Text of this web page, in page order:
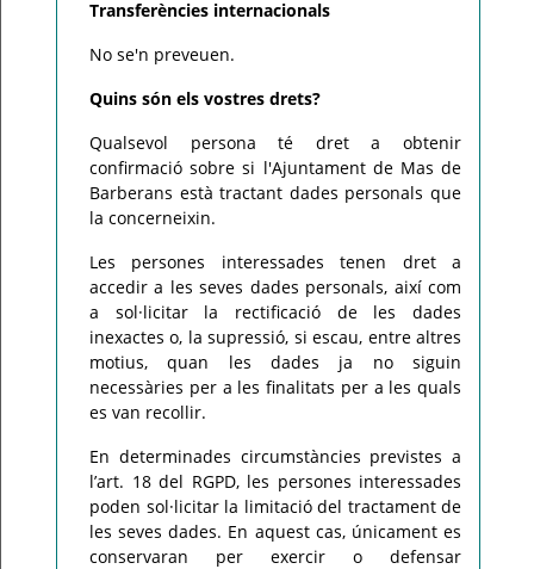
Transferències internacionals
No se'n preveuen.
Quins són els vostres drets?
Qualsevol persona té dret a obtenir
confirmació sobre si l'Ajuntament de Mas de
Barberans està tractant dades personals que
la concerneixin.
Les persones interessades tenen dret a
accedir a les seves dades personals, així com
a sol·licitar la rectificació de les dades
inexactes o, la supressió, si escau, entre altres
motius, quan les dades ja no siguin
necessàries per a les finalitats per a les quals
es van recollir.
En determinades circumstàncies previstes a
l’art. 18 del RGPD, les persones interessades
poden sol·licitar la limitació del tractament de
les seves dades. En aquest cas, únicament es
conservaran per exercir o defensar